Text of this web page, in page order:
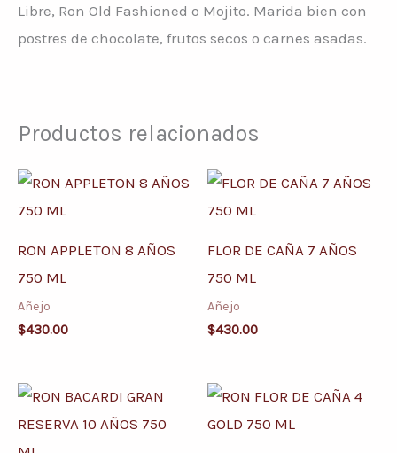
Libre, Ron Old Fashioned o Mojito. Marida bien con
postres de chocolate, frutos secos o carnes asadas.
Productos relacionados
RON APPLETON 8 AÑOS
750 ML
Añejo
$430.00
FLOR DE CAÑA 7 AÑOS
750 ML
Añejo
$430.00